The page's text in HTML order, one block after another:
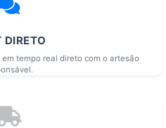
DIRETO
tempo real direto com o artesão